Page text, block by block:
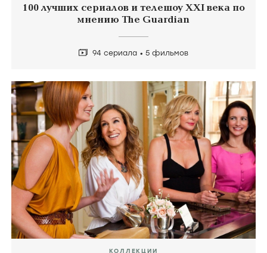
100 лучших сериалов и телешоу XXI века по
мнению The Guardian
94 сериала 5 фильмов
КОЛЛЕКЦИИ